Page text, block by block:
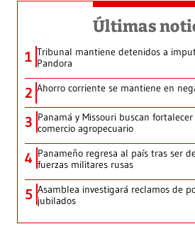
Últimas
1 Tribunal mantiene detenidos a
Pandora
2 Ahorro corriente se mantiene en
3 Panamá y Missouri buscan
comercio agropecuario
4 Panameño regresa al país tras ser
fuerzas militares rusas
5 Asamblea investigará reclamos de
jubilados